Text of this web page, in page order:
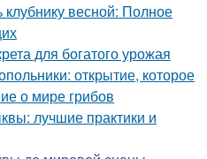
клубнику весной: Полное
для богатого урожая
открытие, которое
о мире грибов
лучшие практики и